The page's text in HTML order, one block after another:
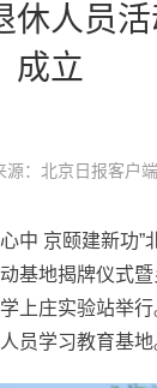
休人员
成立
：北京日报客户端
中 京颐建新功”
基地揭牌仪式
上庄实验站举
员学习教育基地